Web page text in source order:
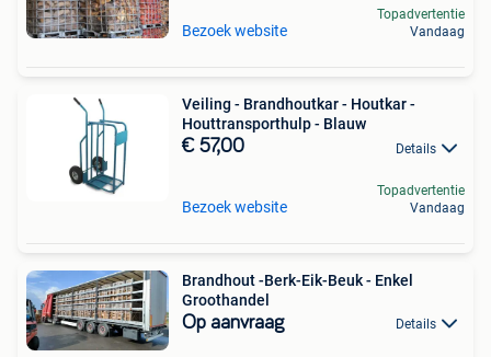
Bezoek website
Topadvertentie
Vandaag
Veiling - Brandhoutkar - Houtkar -
Houttransporthulp - Blauw
€ 57,00 Details
Bezoek website
Topadvertentie
Vandaag
Brandhout -Berk-Eik-Beuk - Enkel
Groothandel
Op aanvraag Details